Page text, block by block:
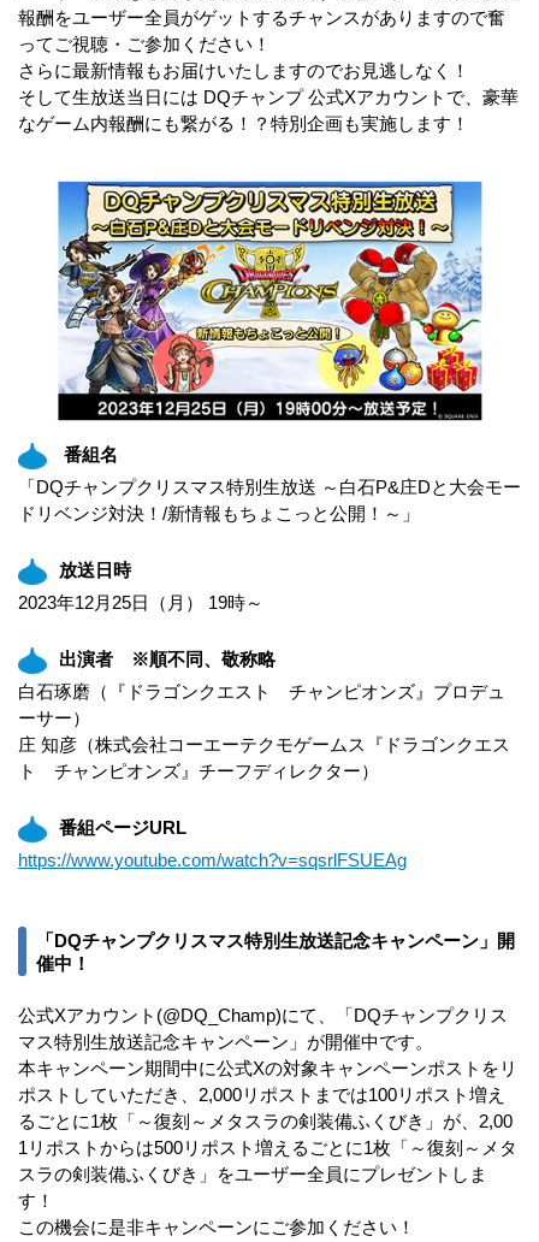
報酬をユーザー全員がゲットするチャンスがありますので奮
ってご視聴・ご参加ください！
さらに最新情報もお届けいたしますのでお見逃しなく！
そして生放送当日には DQチャンプ 公式Xアカウントで、豪華
なゲーム内報酬にも繋がる！？特別企画も実施します！
番組名
「DQチャンプクリスマス特別生放送 ～白石P&庄Dと大会モー
ドリベンジ対決！/新情報もちょこっと公開！～」
放送日時
2023年12月25日（月） 19時～
出演者 ※順不同、敬称略
白石琢磨（『ドラゴンクエスト チャンピオンズ』プロデュ
ーサー）
庄 知彦（株式会社コーエーテクモゲームス『ドラゴンクエス
ト チャンピオンズ』チーフディレクター）
番組ページURL
https://www.youtube.com/watch?v=sqsrlFSUEAg
「DQチャンプクリスマス特別生放送記念キャンペーン」開
催中！
公式Xアカウント(@DQ_Champ)にて、「DQチャンプクリス
マス特別生放送記念キャンペーン」が開催中です。
本キャンペーン期間中に公式Xの対象キャンペーンポストをリ
ポストしていただき、2,000リポストまでは100リポスト増え
るごとに1枚「～復刻～メタスラの剣装備ふくびき」が、2,00
1リポストからは500リポスト増えるごとに1枚「～復刻～メタ
スラの剣装備ふくびき」をユーザー全員にプレゼントしま
す！
この機会に是非キャンペーンにご参加ください！